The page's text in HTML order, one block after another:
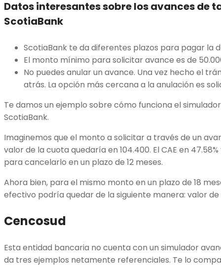
Datos interesantes sobre los avances de
ScotiaBank
ScotiaBank te da diferentes plazos para pagar la
El monto mínimo para solicitar avance es de
No puedes anular un avance. Una vez hecho el
atrás. La opción más cercana a la anulación es
Te damos un ejemplo sobre cómo funciona el
ScotiaBank.
Imaginemos que el monto a solicitar a través de un
valor de la cuota quedaría en 104.400. El CAE en
para cancelarlo en un plazo de 12 meses.
Ahora bien, para el mismo monto en un plazo de 18
efectivo podría quedar de la siguiente manera: valor de
Cencosud
Esta entidad bancaria no cuenta con un simulador
da tres ejemplos netamente referenciales. Te lo